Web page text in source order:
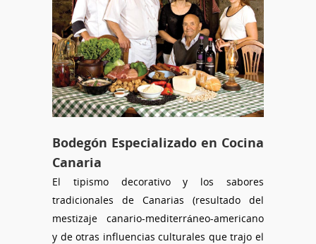
Bodegón Especializado en Cocina
Canaria
El tipismo decorativo y los sabores
tradicionales de Canarias (resultado del
mestizaje canario-mediterráneo-americano
y de otras influencias culturales que trajo el